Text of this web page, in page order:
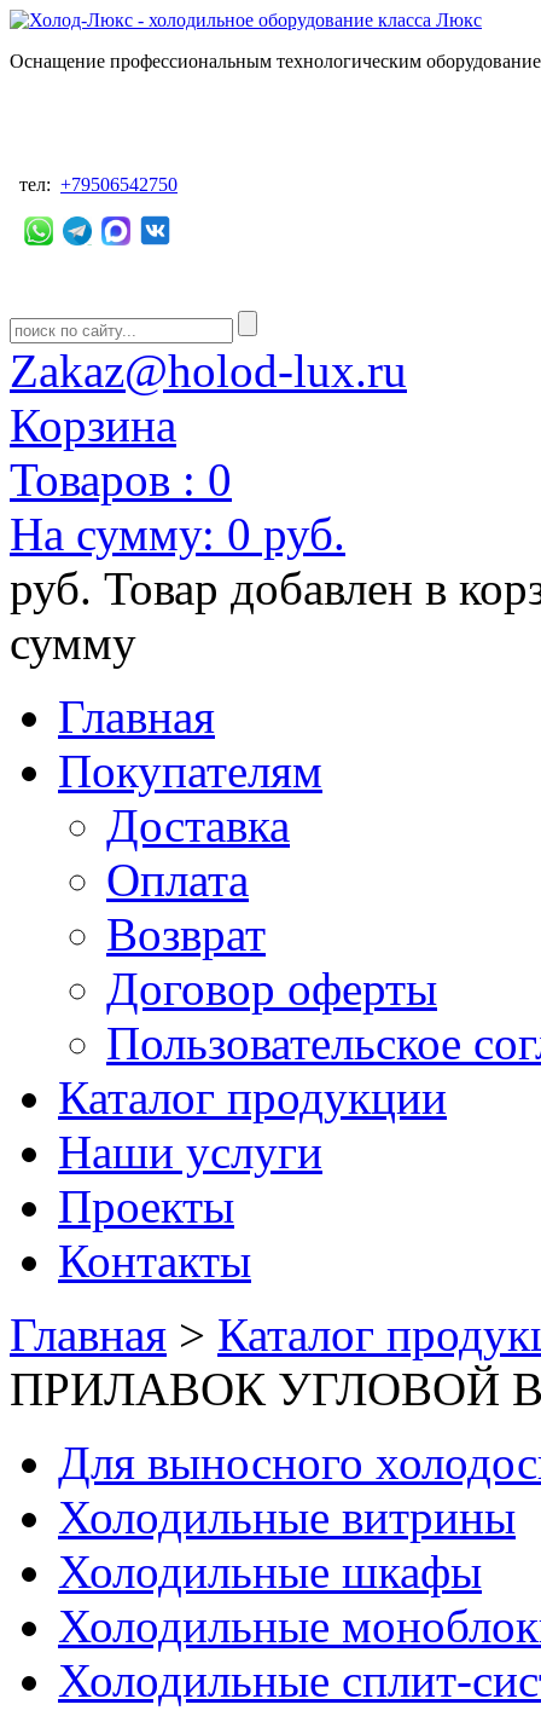
Оснащение профессиональным технологическим
тел: +79506542750
Zakaz@holod-lux.ru
Корзина
Товаров : 0
На сумму: 0 руб.
руб. Товар добавлен в
сумму
Главная
Покупателям
Доставка
Оплата
Возврат
Договор оферты
Пользовательское
Каталог продукции
Наши услуги
Проекты
Контакты
Главная > Каталог
ПРИЛАВОК УГЛОВОЙ
Для выносного
Холодильные витрины
Холодильные шкафы
Холодильные
Холодильные сплит-